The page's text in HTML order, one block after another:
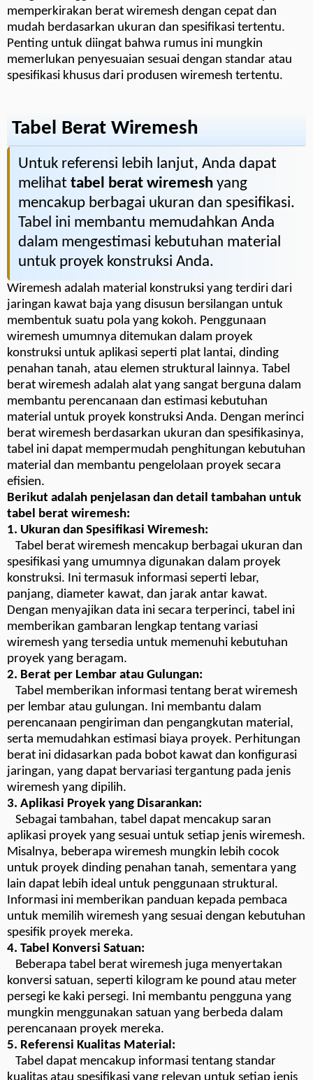
memperkirakan berat wiremesh dengan cepat dan
mudah berdasarkan ukuran dan spesifikasi tertentu.
Penting untuk diingat bahwa rumus ini mungkin
memerlukan penyesuaian sesuai dengan standar atau
spesifikasi khusus dari produsen wiremesh tertentu.
Tabel Berat Wiremesh
Untuk referensi lebih lanjut, Anda dapat
melihat tabel berat wiremesh yang
mencakup berbagai ukuran dan spesifikasi.
Tabel ini membantu memudahkan Anda
dalam mengestimasi kebutuhan material
untuk proyek konstruksi Anda.
Wiremesh adalah material konstruksi yang terdiri dari
jaringan kawat baja yang disusun bersilangan untuk
membentuk suatu pola yang kokoh. Penggunaan
wiremesh umumnya ditemukan dalam proyek
konstruksi untuk aplikasi seperti plat lantai, dinding
penahan tanah, atau elemen struktural lainnya. Tabel
berat wiremesh adalah alat yang sangat berguna dalam
membantu perencanaan dan estimasi kebutuhan
material untuk proyek konstruksi Anda. Dengan merinci
berat wiremesh berdasarkan ukuran dan spesifikasinya,
tabel ini dapat mempermudah penghitungan kebutuhan
material dan membantu pengelolaan proyek secara
efisien.
Berikut adalah penjelasan dan detail tambahan untuk
tabel berat wiremesh:
1. Ukuran dan Spesifikasi Wiremesh:
Tabel berat wiremesh mencakup berbagai ukuran dan
spesifikasi yang umumnya digunakan dalam proyek
konstruksi. Ini termasuk informasi seperti lebar,
panjang, diameter kawat, dan jarak antar kawat.
Dengan menyajikan data ini secara terperinci, tabel ini
memberikan gambaran lengkap tentang variasi
wiremesh yang tersedia untuk memenuhi kebutuhan
proyek yang beragam.
2. Berat per Lembar atau Gulungan:
Tabel memberikan informasi tentang berat wiremesh
per lembar atau gulungan. Ini membantu dalam
perencanaan pengiriman dan pengangkutan material,
serta memudahkan estimasi biaya proyek. Perhitungan
berat ini didasarkan pada bobot kawat dan konfigurasi
jaringan, yang dapat bervariasi tergantung pada jenis
wiremesh yang dipilih.
3. Aplikasi Proyek yang Disarankan:
Sebagai tambahan, tabel dapat mencakup saran
aplikasi proyek yang sesuai untuk setiap jenis wiremesh.
Misalnya, beberapa wiremesh mungkin lebih cocok
untuk proyek dinding penahan tanah, sementara yang
lain dapat lebih ideal untuk penggunaan struktural.
Informasi ini memberikan panduan kepada pembaca
untuk memilih wiremesh yang sesuai dengan kebutuhan
spesifik proyek mereka.
4. Tabel Konversi Satuan:
Beberapa tabel berat wiremesh juga menyertakan
konversi satuan, seperti kilogram ke pound atau meter
persegi ke kaki persegi. Ini membantu pengguna yang
mungkin menggunakan satuan yang berbeda dalam
perencanaan proyek mereka.
5. Referensi Kualitas Material:
Tabel dapat mencakup informasi tentang standar